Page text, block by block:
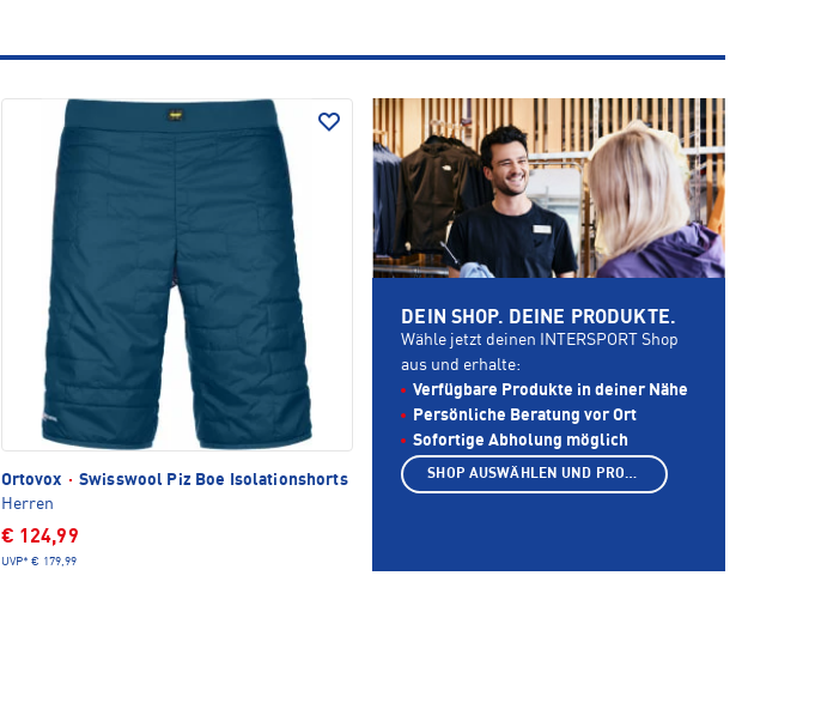
Ortovox · Swisswool Piz Boe Isolationshorts
Herren
€ 124,99
UVP* € 179,99
DEIN SHOP. DEINE PRODUKTE.
Wähle jetzt deinen INTERSPORT Shop
aus und erhalte:
Verfügbare Produkte in deiner Nähe
Persönliche Beratung vor Ort
Sofortige Abholung möglich
SHOP AUSWÄHLEN UND PRODUKTE ANZEIGEN